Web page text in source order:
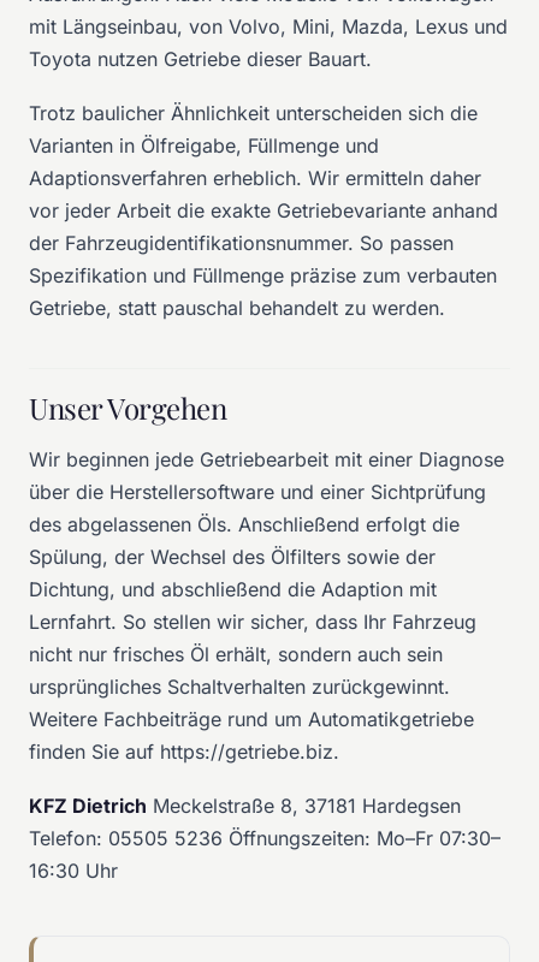
mit Längseinbau, von Volvo, Mini, Mazda, Lexus und
Toyota nutzen Getriebe dieser Bauart.
Trotz baulicher Ähnlichkeit unterscheiden sich die
Varianten in Ölfreigabe, Füllmenge und
Adaptionsverfahren erheblich. Wir ermitteln daher
vor jeder Arbeit die exakte Getriebevariante anhand
der Fahrzeugidentifikationsnummer. So passen
Spezifikation und Füllmenge präzise zum verbauten
Getriebe, statt pauschal behandelt zu werden.
Unser Vorgehen
Wir beginnen jede Getriebearbeit mit einer Diagnose
über die Herstellersoftware und einer Sichtprüfung
des abgelassenen Öls. Anschließend erfolgt die
Spülung, der Wechsel des Ölfilters sowie der
Dichtung, und abschließend die Adaption mit
Lernfahrt. So stellen wir sicher, dass Ihr Fahrzeug
nicht nur frisches Öl erhält, sondern auch sein
ursprüngliches Schaltverhalten zurückgewinnt.
Weitere Fachbeiträge rund um Automatikgetriebe
finden Sie auf https://getriebe.biz.
KFZ Dietrich Meckelstraße 8, 37181 Hardegsen
Telefon: 05505 5236 Öffnungszeiten: Mo–Fr 07:30–
16:30 Uhr